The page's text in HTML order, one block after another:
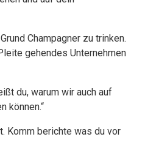
Champagner zu trinken.
gehendes Unternehmen
du, warum wir auch auf
können.“
Komm berichte was du vor